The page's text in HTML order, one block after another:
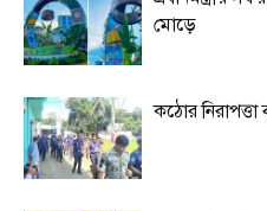
মোড়ে
কঠোর নিরাপত্তা